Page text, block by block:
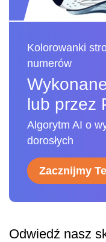
Kolorowanki
numerów
lub przez
Algorytm AI o
dorosłych
Zacznijmy
Odwiedź nasz